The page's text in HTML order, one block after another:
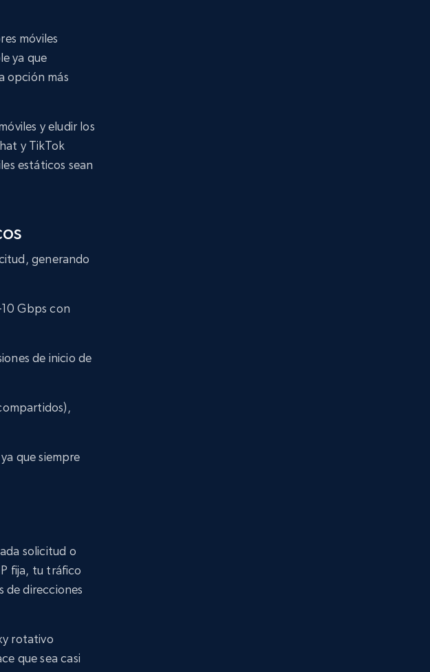
móviles
ya que
opción más
y eludir los
y TikTok
estáticos sean
generando
Gbps con
de inicio de
que siempre
solicitud o
fija, tu tráfico
de direcciones
rotativo
que sea casi